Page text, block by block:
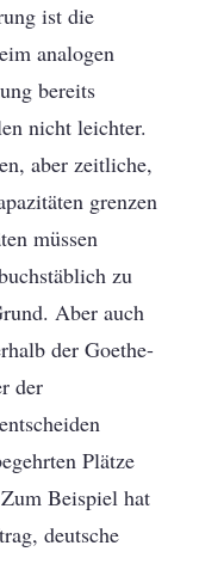
ist die
analogen
bereits
nicht leichter.
aber zeitliche,
grenzen
müssen
zu
Aber auch
der Goethe-
der
Plätze
Beispiel hat
deutsche